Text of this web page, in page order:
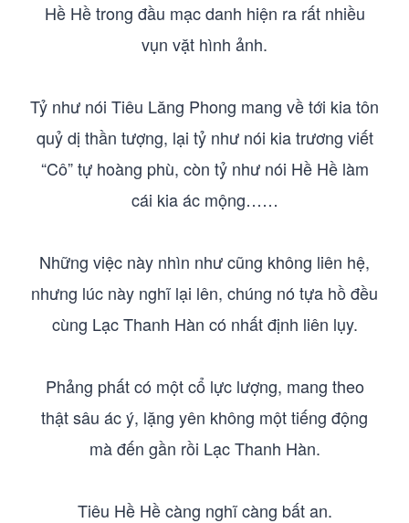
Hề Hề trong đầu mạc danh hiện ra rất nhiều
vụn vặt hình ảnh.
Tỷ như nói Tiêu Lăng Phong mang về tới kia tôn
quỷ dị thần tượng, lại tỷ như nói kia trương viết
“Cô” tự hoàng phù, còn tỷ như nói Hề Hề làm
cái kia ác mộng……
Những việc này nhìn như cũng không liên hệ,
nhưng lúc này nghĩ lại lên, chúng nó tựa hồ đều
cùng Lạc Thanh Hàn có nhất định liên lụy.
Phảng phất có một cổ lực lượng, mang theo
thật sâu ác ý, lặng yên không một tiếng động
mà đến gần rồi Lạc Thanh Hàn.
Tiêu Hề Hề càng nghĩ càng bất an.